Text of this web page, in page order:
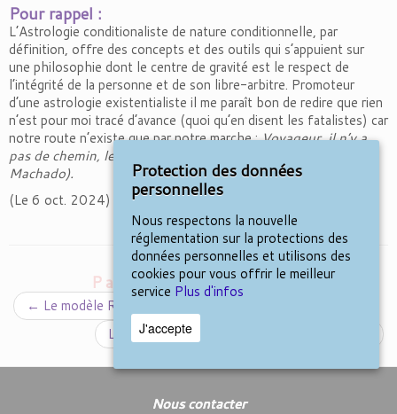
Pour rappel :
L’Astrologie conditionaliste de nature conditionnelle, par
définition, offre des concepts et des outils qui s’appuient sur
une philosophie dont le centre de gravité est le respect de
l’intégrité de la personne et de son libre-arbitre. Promoteur
d’une astrologie existentialiste il me paraît bon de redire que rien
n’est pour moi tracé d’avance (quoi qu’en disent les fatalistes) car
notre route n’existe que par notre marche :Voyageur, il n’y a
pas de chemin, le chemin se fait en marchant (Antonio
Machado).
(Le 6 oct. 2024)
Parcourir les billets
← Le modèle R.E.T. : une grille de lecture universelle
La Condition solaire de Jean-Pierre Nicola
Nous contacter
Protection des données
personnelles
Nous respectons la nouvelle
réglementation sur la protections des
données personnelles et utilisons des
cookies pour vous offrir le meilleur
service Plus d'infos
J'accepte